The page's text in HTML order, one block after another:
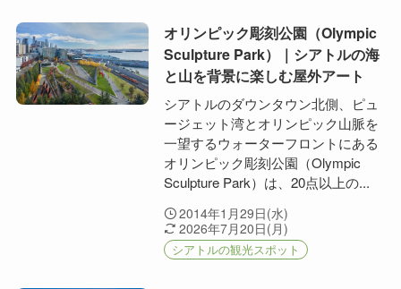
オリンピック彫刻公園（Olympic
Sculpture Park）｜シアトルの海
と山を背景に楽しむ屋外アート
シアトルのダウンタウン北側、ピュ
ージェット湾とオリンピック山脈を
一望するウォーターフロントにある
オリンピック彫刻公園（Olympic
Sculpture Park）は、20点以上の...
2014年1月29日(水)
2026年7月20日(月)
シアトルの観光スポット